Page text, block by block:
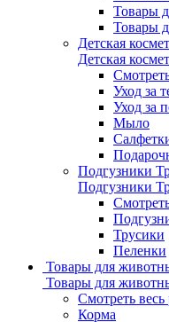
Товары
Товары
Детская
Детская
Уход за
Уход за
Мыло
Подгузники
Подгузники
Трусики
Пеленки
Товары для
Товары для
Смотреть весь
Корма